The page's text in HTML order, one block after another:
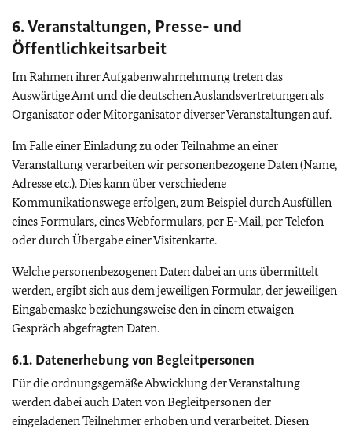
6. Veranstaltungen, Presse- und
Öffentlichkeitsarbeit
Im Rahmen ihrer Aufgabenwahrnehmung treten das
Auswärtige Amt und die deutschen Auslandsvertretungen als
Organisator oder Mitorganisator diverser Veranstaltungen auf.
Im Falle einer Einladung zu oder Teilnahme an einer
Veranstaltung verarbeiten wir personenbezogene Daten (Name,
Adresse etc.). Dies kann über verschiedene
Kommunikationswege erfolgen, zum Beispiel durch Ausfüllen
eines Formulars, eines Webformulars, per E-Mail, per Telefon
oder durch Übergabe einer Visitenkarte.
Welche personenbezogenen Daten dabei an uns übermittelt
werden, ergibt sich aus dem jeweiligen Formular, der jeweiligen
Eingabemaske beziehungsweise den in einem etwaigen
Gespräch abgefragten Daten.
6.1. Datenerhebung von Begleitpersonen
Für die ordnungsgemäße Abwicklung der Veranstaltung
werden dabei auch Daten von Begleitpersonen der
eingeladenen Teilnehmer erhoben und verarbeitet. Diesen